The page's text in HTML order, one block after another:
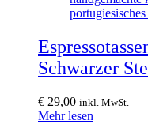
Schwarzer
€ 29,00 inkl. MwSt.
Mehr lesen